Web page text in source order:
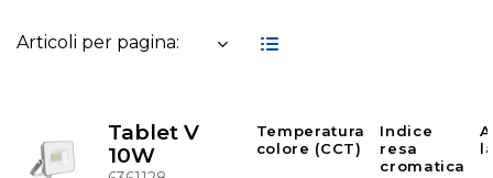
Articoli per pagina:
Tablet V
10W
Temperatura
colore (CCT)
Indice
resa
cromatica